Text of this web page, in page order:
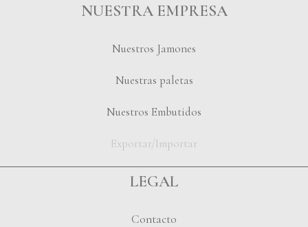
NUESTRA EMPRESA
Nuestros Jamones
Nuestras paletas
Nuestros Embutidos
Exportar/Importar
LEGAL
Contacto